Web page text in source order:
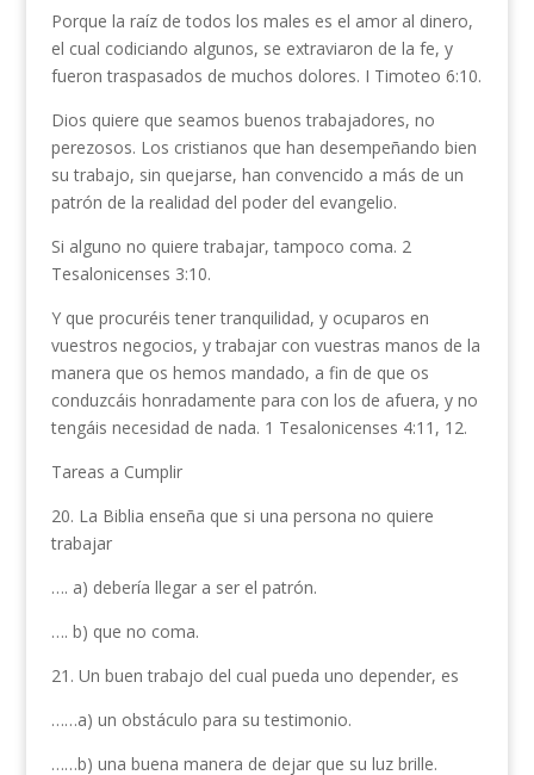
Porque la raíz de todos los males es el amor al dinero,
el cual codiciando algunos, se extravia­ron de la fe, y
fueron traspasados de muchos dolores. I Timoteo 6:10.
Dios quiere que seamos buenos trabajadores, no
perezosos. Los cristianos que han desempeñando bien
su trabajo, sin quejarse, han convencido a más de un
patrón de la realidad del poder del evangelio.
Si alguno no quiere trabajar, tampoco coma. 2
Tesalonicenses 3:10.
Y que procuréis tener tranquilidad, y ocuparos en
vuestros negocios, y trabajar con vuestras manos de la
manera que os hemos mandado, a fin de que os
conduzcáis honradamente para con los de afuera, y no
tengáis necesidad de nada. 1 Tesalonicenses 4:11, 12.
Tareas a Cumplir
20. La Biblia enseña que si una persona no quiere
trabajar
…. a) debería llegar a ser el patrón.
…. b) que no coma.
21. Un buen trabajo del cual pueda uno depender, es
……a) un obstáculo para su testi­monio.
……b) una buena manera de dejar que su luz brille.